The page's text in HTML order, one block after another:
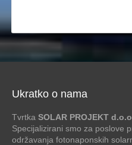
Ukratko o nama
Tvrtka SOLAR PROJEKT
Specijalizirani smo za poslove
održavanja fotonaponskih